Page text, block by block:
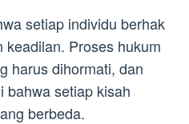
setiap individu berhak
Proses hukum
harus dihormati, dan
bahwa setiap kisah
berbeda.